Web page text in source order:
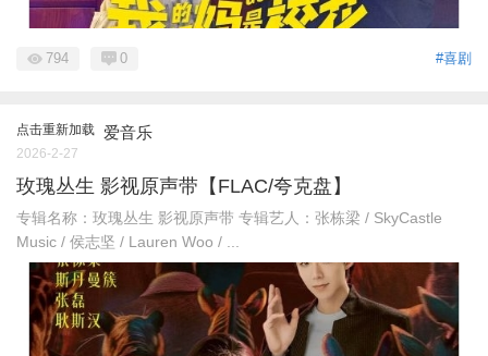
#喜剧
794 0
点击重新加载 爱音乐
2026-2-27
玫瑰丛生 影视原声带【FLAC/夸克盘】
专辑名称：玫瑰丛生 影视原声带 专辑艺人：张栋梁 / SkyCastle
Music / 侯志坚 / Lauren Woo / ...